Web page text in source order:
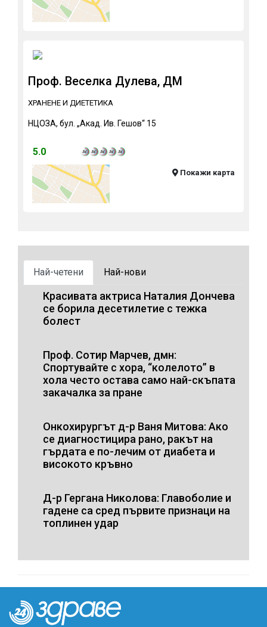
Проф. Веселка Дулева, ДМ
ХРАНЕНЕ И ДИЕТЕТИКА
НЦОЗА, бул. „Акад. Ив. Гешов“ 15
5.0
Покажи карта
Най-четени Най-нови
Красивата актриса Наталия Дончева
се борила десетилетие с тежка
болест
Проф. Сотир Марчев, дмн:
Спортувайте с хора, “колелото” в
хола често остава само най-скъпата
закачалка за пране
Онкохирургът д-р Ваня Митова: Ако
се диагностицира рано, ракът на
гърдата е по-лечим от диабета и
високото кръвно
Д-р Гергана Николова: Главоболие и
гадене са сред първите признаци на
топлинен удар